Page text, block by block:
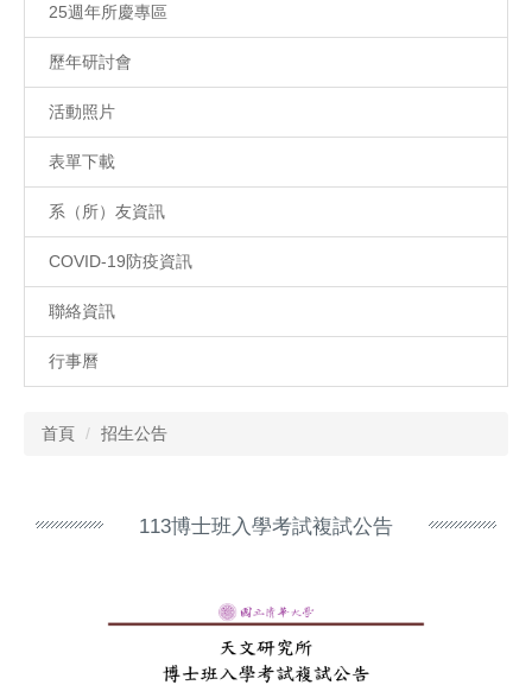
25週年所慶專區
歷年研討會
活動照片
表單下載
系（所）友資訊
COVID-19防疫資訊
聯絡資訊
行事曆
首頁 招生公告
113博士班入學考試複試公告